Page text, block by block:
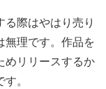
際はやはり売り
無理です。作品を
めリリースするか
。